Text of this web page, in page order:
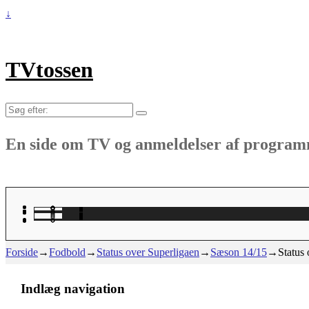
↓
TVtossen
Søg
En side om TV og anmeldelser af
Forside→Fodbold → Status over Superligaen → Sæson 14/15→ Status
Indlæg navigation